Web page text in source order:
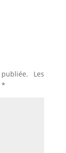
Les
*